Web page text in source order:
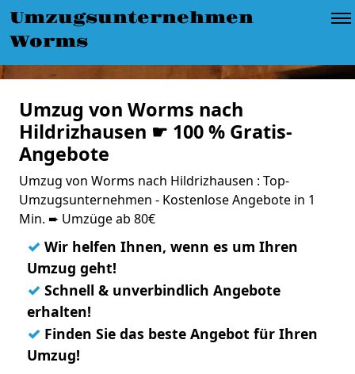
Umzugsunternehmen
Worms
Umzug von Worms nach
Hildrizhausen ☛ 100 % Gratis-
Angebote
Umzug von Worms nach Hildrizhausen : Top-
Umzugsunternehmen - Kostenlose Angebote in 1
Min. ➨ Umzüge ab 80€
✓ Wir helfen Ihnen, wenn es um Ihren
Umzug geht!
✓ Schnell & unverbindlich Angebote
erhalten!
✓ Finden Sie das beste Angebot für Ihren
Umzug!